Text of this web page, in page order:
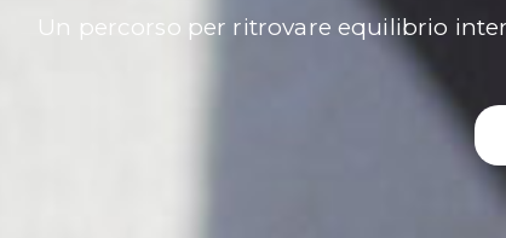
Un percorso per ritrovare equilibrio